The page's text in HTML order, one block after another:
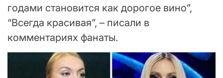
годами становится как дорогое вино”,
“Всегда красивая”, – писали в
комментариях фанаты.